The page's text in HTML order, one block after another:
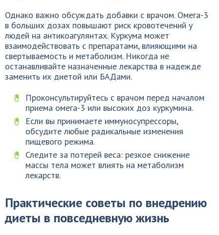
Однако важно обсуждать добавки с врачом. Омега-3
в больших дозах повышают риск кровотечений у
людей на антикоагулянтах. Куркума может
взаимодействовать с препаратами, влияющими на
свертываемость и метаболизм. Никогда не
останавливайте назначенные лекарства в надежде
заменить их диетой или БАДами.
Проконсультируйтесь с врачом перед началом
приема омега-3 или высоких доз куркумина.
Если вы принимаете иммуносупрессоры,
обсудите любые радикальные изменения
пищевого режима.
Следите за потерей веса: резкое снижение
массы тела может влиять на метаболизм
лекарств.
Практические советы по внедрению
диеты в повседневную жизнь